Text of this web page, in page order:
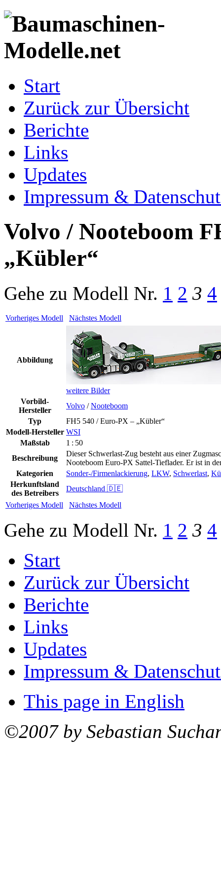
Start
Zurück zur Übersicht
Berichte
Links
Updates
Impressum &
Volvo / Nooteboom
„Kübler“
Gehe zu Modell Nr. 1 2 3 4
Vorheriges Modell Nächstes Modell
Abbildung
weitere Bilder
Vorbild-
Hersteller
Volvo /Nooteboom
Typ
FH5 540 / Euro-PX – „Kübler“
Modell-Hersteller WSI
Maßstab
1 : 50
Beschreibung
Dieser Schwerlast-Zug besteht aus einer
Nooteboom Euro-PX Sattel-Tieflader. Er ist in
Kategorien
Sonder-/Firmenlackierung, LKW, Schwerlast,
Herkunftsland
des Betreibers
Deutschland 🇩🇪
Vorheriges Modell
Nächstes Modell
Gehe zu Modell Nr. 1 2 3 4
Start
Zurück zur Übersicht
Berichte
Links
Updates
Impressum &
This page in English
©2007 by Sebastian